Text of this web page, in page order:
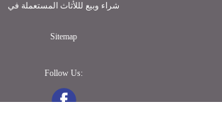
شراء وبيع لللأثاث المستعملة في
Sitemap
Follow Us: